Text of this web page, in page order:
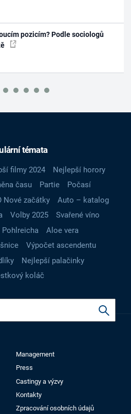
pozicím? Podle sociologů
témata
filmy 2024
Nejlepší horory
času Partie
Počasí
Nové začátky
Auto – katalog
Volby 2025
Svařené víno
Aloe vera
Výpočet ascendentu
Nejlepší palačinky
koláč
Management
Press
Castingy a výzvy
Kontakty
Zpracování osobních údajů